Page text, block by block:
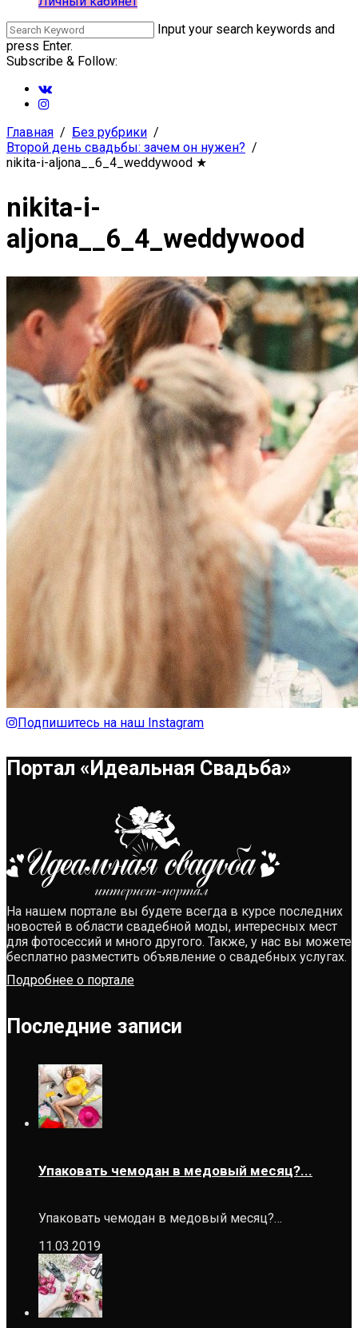
Input your search keywords and
press Enter.
Subscribe & Follow:
Главная
Без рубрики
Второй день свадьбы: зачем он нужен?
nikita-i-aljona__6_4_weddywood ★
nikita-i-
aljona__6_4_weddywood
Подпишитесь на наш Instagram
Портал «Идеальная Свадьба»
На нашем портале вы будете всегда в курсе последних
новостей в области свадебной моды, интересных мест
для фотосессий и много другого. Также, у нас вы можете
бесплатно разместить объявление о свадебных услугах.
Подробнее о портале
Последние записи
Упаковать чемодан в медовый месяц?...
Упаковать чемодан в медовый месяц?…
11.03.2019